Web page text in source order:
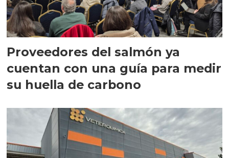
Proveedores del salmón ya
cuentan con una guía para medir
su huella de carbono